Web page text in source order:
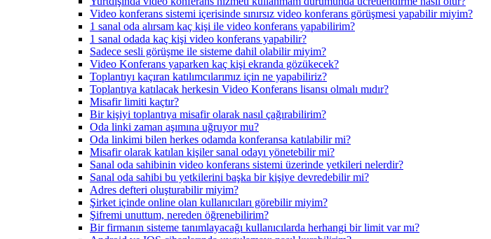
Video konferans sistemi içerisinde sınırsız video konferans görüşmesi yapabilir miyim?
1 sanal oda alırsam kaç kişi ile video konferans yapabilirim?
1 sanal odada kaç kişi video konferans yapabilir?
Sadece sesli görüşme ile sisteme dahil olabilir miyim?
Video Konferans yaparken kaç kişi ekranda gözükecek?
Toplantıyı kaçıran katılımcılarımız için ne yapabiliriz?
Toplantıya katılacak herkesin Video Konferans lisansı olmalı mıdır?
Misafir limiti kaçtır?
Bir kişiyi toplantıya misafir olarak nasıl çağırabilirim?
Oda linki zaman aşımına uğruyor mu?
Oda linkimi bilen herkes odamda konferansa katılabilir mi?
Misafir olarak katılan kişiler sanal odayı yönetebilir mi?
Sanal oda sahibinin video konferans sistemi üzerinde yetkileri nelerdir?
Sanal oda sahibi bu yetkilerini başka bir kişiye devredebilir mi?
Adres defteri oluşturabilir miyim?
Şirket içinde online olan kullanıcıları görebilir miyim?
Şifremi unuttum, nereden öğrenebilirim?
Bir firmanın sisteme tanımlayacağı kullanıcılarda herhangi bir limit var mı?